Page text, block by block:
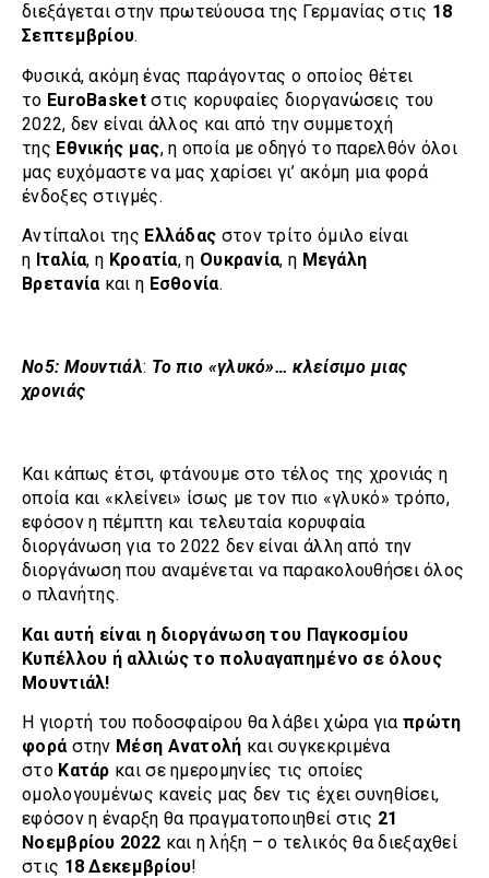
διεξάγεται στην πρωτεύουσα της Γερμανίας στις 18
Σεπτεμβρίου.
Φυσικά, ακόμη ένας παράγοντας ο οποίος θέτει
το EuroBasketστις κορυφαίες διοργανώσεις του
2022, δεν είναι άλλος και από την συμμετοχή
της Εθνικής μας, η οποία με οδηγό το παρελθόν όλοι
μας ευχόμαστε να μας χαρίσει γι’ ακόμη μια φορά
ένδοξες στιγμές.
Αντίπαλοι της Ελλάδας στον τρίτο όμιλο είναι
η Ιταλία, η Κροατία, η Ουκρανία, η Μεγάλη
Βρετανίακαι η Εσθονία.
Νο5: Μουντιάλ: Το πιο «γλυκό»… κλείσιμο μιας
χρονιάς
Και κάπως έτσι, φτάνουμε στο τέλος της χρονιάς η
οποία και «κλείνει» ίσως με τον πιο «γλυκό» τρόπο,
εφόσον η πέμπτη και τελευταία κορυφαία
διοργάνωση για το 2022 δεν είναι άλλη από την
διοργάνωση που αναμένεται να παρακολουθήσει όλος
ο πλανήτης.
Και αυτή είναι η διοργάνωση του Παγκοσμίου
Κυπέλλου ή αλλιώς το πολυαγαπημένο σε όλους
Μουντιάλ!
Η γιορτή του ποδοσφαίρου θα λάβει χώρα για πρώτη
φοράστην Μέση Ανατολή και συγκεκριμένα
στο Κατάρ και σε ημερομηνίες τις οποίες
ομολογουμένως κανείς μας δεν τις έχει συνηθίσει,
εφόσον η έναρξη θα πραγματοποιηθεί στις 21
Νοεμβρίου 2022 και η λήξη – ο τελικός θα διεξαχθεί
στις 18 Δεκεμβρίου!